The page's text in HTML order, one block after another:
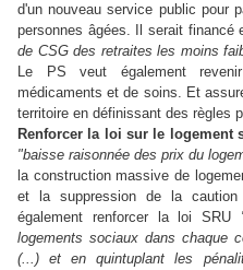
d'un nouveau service public pour
personnes âgées. Il serait financé
de CSG des retraites les moins
Le PS veut également
médicaments et de soins. Et
territoire en définissant des règles
Renforcer la loi sur le logement
"baisse raisonnée des prix du
la construction massive de
et la suppression de la
également renforcer la loi SRU
logements sociaux dans chaque
(...) et en quintuplant les